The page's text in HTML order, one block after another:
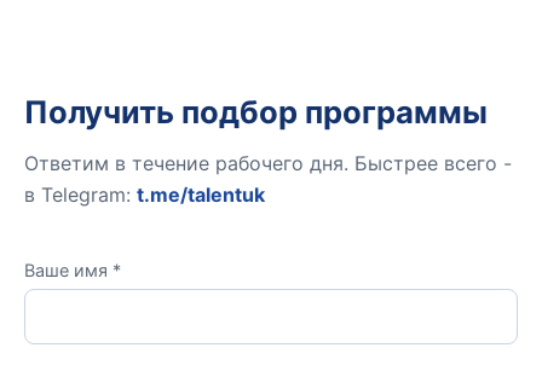
Получить подбор программы
Ответим в течение рабочего дня. Быстрее всего -
в Telegram: t.me/talentuk
Ваше имя *